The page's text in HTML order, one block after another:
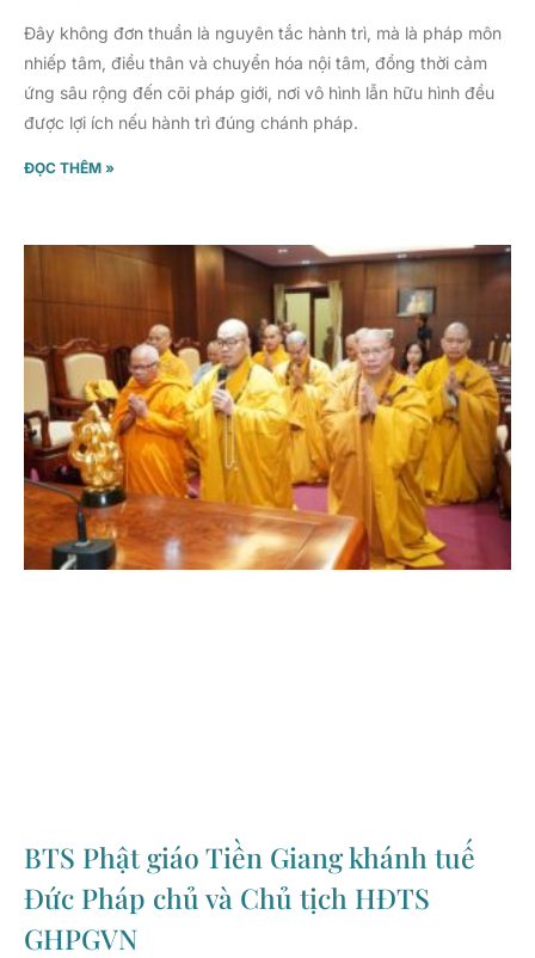
Đây không đơn thuần là nguyên tắc hành trì, mà là pháp môn
nhiếp tâm, điều thân và chuyển hóa nội tâm, đồng thời cảm
ứng sâu rộng đến cõi pháp giới, nơi vô hình lẫn hữu hình đều
được lợi ích nếu hành trì đúng chánh pháp.
ĐỌC THÊM »
BTS Phật giáo Tiền Giang khánh tuế
Đức Pháp chủ và Chủ tịch HĐTS
GHPGVN